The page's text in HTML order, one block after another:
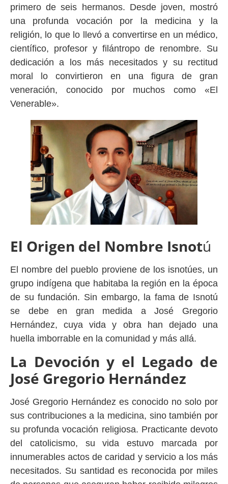
primero de seis hermanos. Desde joven, mostró
una profunda vocación por la medicina y la
religión, lo que lo llevó a convertirse en un médico,
científico, profesor y filántropo de renombre. Su
dedicación a los más necesitados y su rectitud
moral lo convirtieron en una figura de gran
veneración, conocido por muchos como «El
Venerable».
El Origen del Nombre Isnotú
El nombre del pueblo proviene de los isnotúes, un
grupo indígena que habitaba la región en la época
de su fundación. Sin embargo, la fama de Isnotú
se debe en gran medida a José Gregorio
Hernández, cuya vida y obra han dejado una
huella imborrable en la comunidad y más allá.
La Devoción y el Legado de
José Gregorio Hernández
José Gregorio Hernández es conocido no solo por
sus contribuciones a la medicina, sino también por
su profunda vocación religiosa. Practicante devoto
del catolicismo, su vida estuvo marcada por
innumerables actos de caridad y servicio a los más
necesitados. Su santidad es reconocida por miles